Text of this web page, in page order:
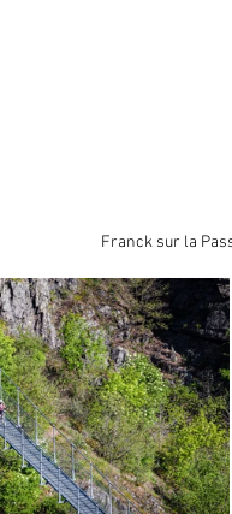
Franck sur la